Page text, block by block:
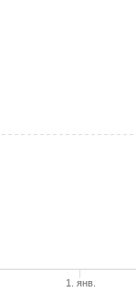
1. янв.